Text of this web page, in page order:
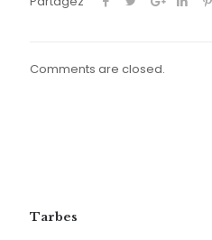
Comments are closed.
Tarbes